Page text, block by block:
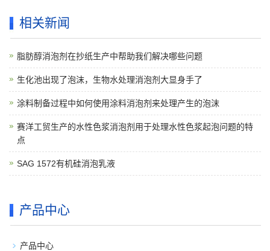
相关新闻
脂肪醇消泡剂在抄纸生产中帮助我们解决哪些问题
生化池出现了泡沫，生物水处理消泡剂大显身手了
涂料制备过程中如何使用涂料消泡剂来处理产生的泡沫
赛洋工贸生产的水性色浆消泡剂用于处理水性色浆起泡问题的特
点
SAG 1572有机硅消泡乳液
产品中心
产品中心